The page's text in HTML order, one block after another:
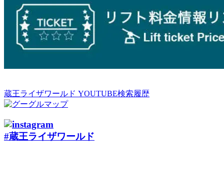
蔵王ライザワールド YOUTUBE検索履歴
#蔵王ライザワールド